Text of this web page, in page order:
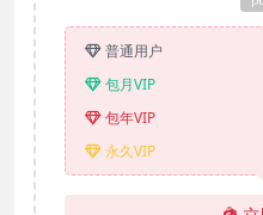
普通用户
包月VIP
包年VIP
永久VIP